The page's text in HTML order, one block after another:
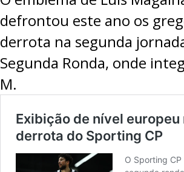
defrontou este ano os
derrota na segunda
Segunda Ronda, onde
M.